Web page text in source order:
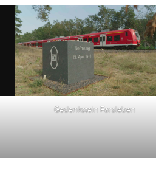
Gedenkstein Farsleben